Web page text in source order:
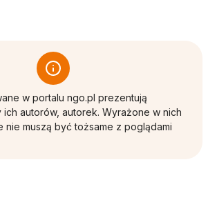
w portalu ngo.pl prezentują
ich autorów, autorek. Wyrażone w nich
nie muszą być tożsame z poglądami